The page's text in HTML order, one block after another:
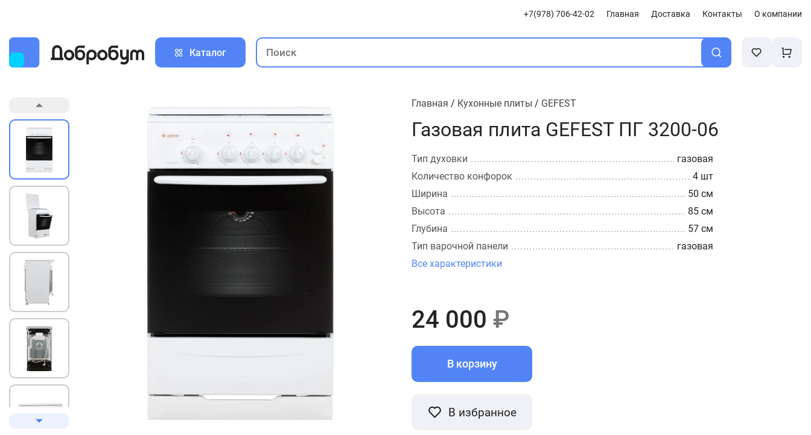
+7(978) 706-42-02 Главная Доставка Контакты О компании
Каталог
Главная / Кухонные плиты / GEFEST
Газовая плита GEFEST ПГ 3200-06
Тип духовки
газовая
Количество конфорок
4 шт
Ширина
50 см
Высота
85 см
Глубина
57 см
Тип варочной панели
газовая
Все характеристики
24 000 ₽
В корзину
В избранное